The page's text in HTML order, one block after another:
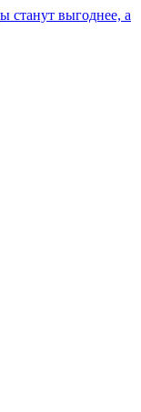
станут выгоднее, а